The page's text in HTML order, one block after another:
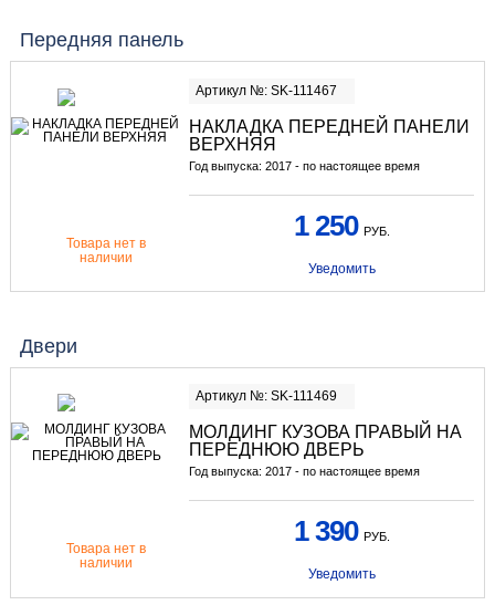
Передняя панель
Артикул №: SK-111467
НАКЛАДКА ПЕРЕДНЕЙ ПАНЕЛИ
ВЕРХНЯЯ
Год выпуска: 2017 - по настоящее время
Товара нет в
наличии
1 250 РУБ.
Уведомить
Двери
Артикул №: SK-111469
МОЛДИНГ КУЗОВА ПРАВЫЙ НА
ПЕРЕДНЮЮ ДВЕРЬ
Год выпуска: 2017 - по настоящее время
Товара нет в
наличии
1 390 РУБ.
Уведомить